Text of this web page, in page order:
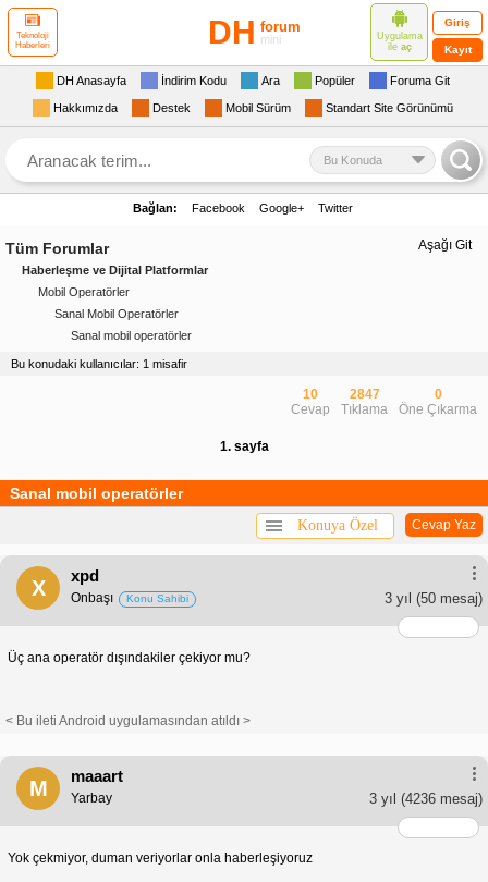
Teknoloji
Haberleri
DH forum
mini
Uygulama
ile aç
Giriş
Kayıt
DH Anasayfa İndirim Kodu Ara Popüler Foruma Git
Hakkımızda Destek Mobil Sürüm Standart Site Görünümü
Bu Konuda
Bağlan: Facebook Google+ Twitter
Aşağı Git
Tüm Forumlar
Haberleşme ve Dijital Platformlar
Mobil Operatörler
Sanal Mobil Operatörler
Sanal mobil operatörler
Bu konudaki kullanıcılar: 1 misafir
10
Cevap
2847
Tıklama
0
Öne Çıkarma
1. sayfa
Sanal mobil operatörler
Cevap Yaz
Konuya Özel
X
xpd
3 yıl (50 mesaj)
Onbaşı Konu Sahibi
Üç ana operatör dışındakiler çekiyor mu?
< Bu ileti Android uygulamasından atıldı >
M
maaart
3 yıl (4236 mesaj)
Yarbay
Yok çekmiyor, duman veriyorlar onla haberleşiyoruz